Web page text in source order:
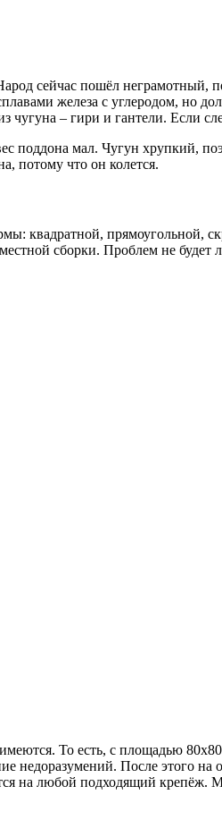
сейчас пошёл неграмотный,
железа с углеродом, но
чугуна – гири и гантели. Если
поддона мал. Чугун хрупкий,
потому что он колется.
квадратной, прямоугольной,
сборки. Проблем не
То есть, с площадью
После этого на
на любой подходящий